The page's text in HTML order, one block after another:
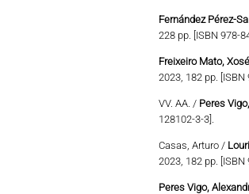
Fernández Pérez-
228 pp. [ISBN 978-
Freixeiro Mato,
2023, 182 pp.
VV. AA. / Peres
128102-3-3].
Casas, Arturo /
2023, 182 pp.
Peres Vigo,